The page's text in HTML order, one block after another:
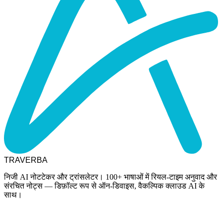
TRAVERBA
निजी AI नोटटेकर और ट्रांसलेटर। 100+ भाषाओं में रियल-टाइम अनुवाद और
संरचित नोट्स — डिफ़ॉल्ट रूप से ऑन-डिवाइस, वैकल्पिक क्लाउड AI के
साथ।